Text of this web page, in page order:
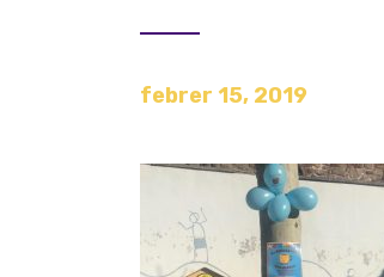
febrer 15, 2019